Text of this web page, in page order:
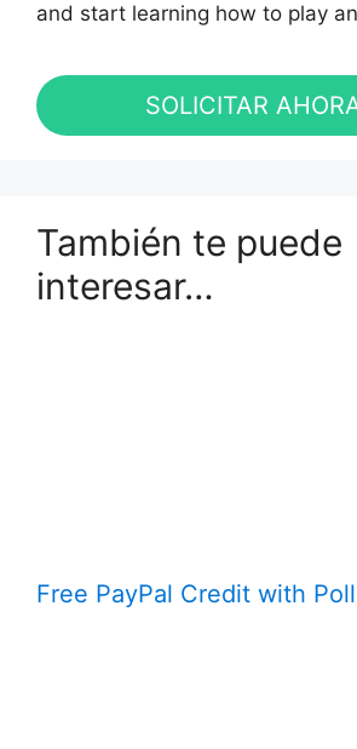
and start learning how to play
SOLICITAR
También te puede
interesar…
Free PayPal Credit with